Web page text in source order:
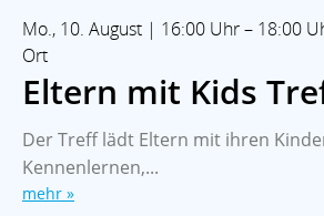
Mo., 10. August | 16:00 Uhr – 18:00
Ort
Eltern mit Kids
Der Treff lädt Eltern mit ihren
Kennenlernen,...
mehr »